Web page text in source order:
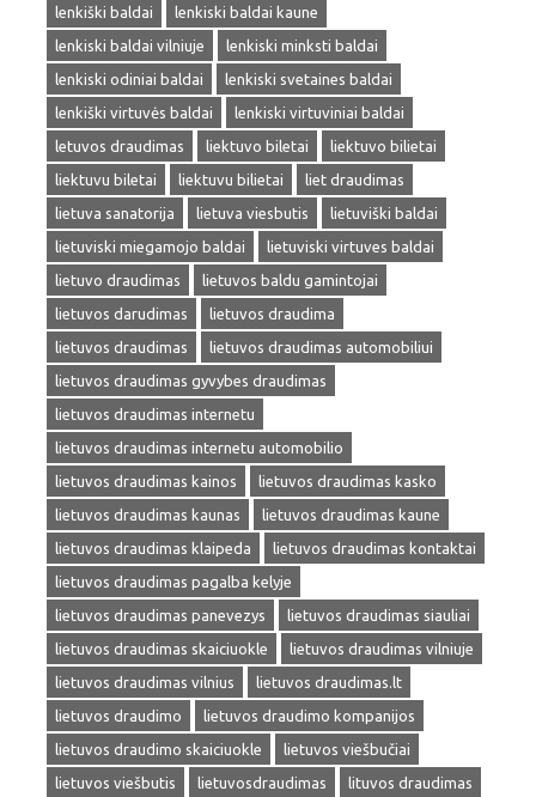
lenkiški baldai
lenkiski baldai kaune
lenkiski baldai vilniuje
lenkiski minksti baldai
lenkiski odiniai baldai
lenkiski svetaines baldai
lenkiški virtuvės baldai
lenkiski virtuviniai baldai
letuvos draudimas
liektuvo biletai
liektuvo bilietai
liektuvu biletai
liektuvu bilietai
liet draudimas
lietuva sanatorija
lietuva viesbutis
lietuviški baldai
lietuviski miegamojo baldai
lietuviski virtuves baldai
lietuvo draudimas
lietuvos baldu gamintojai
lietuvos darudimas
lietuvos draudima
lietuvos draudimas
lietuvos draudimas automobiliui
lietuvos draudimas gyvybes draudimas
lietuvos draudimas internetu
lietuvos draudimas internetu automobilio
lietuvos draudimas kainos
lietuvos draudimas kasko
lietuvos draudimas kaunas
lietuvos draudimas kaune
lietuvos draudimas klaipeda
lietuvos draudimas kontaktai
lietuvos draudimas pagalba kelyje
lietuvos draudimas panevezys
lietuvos draudimas siauliai
lietuvos draudimas skaiciuokle
lietuvos draudimas vilniuje
lietuvos draudimas vilnius
lietuvos draudimas.lt
lietuvos draudimo
lietuvos draudimo kompanijos
lietuvos draudimo skaiciuokle
lietuvos viešbučiai
lietuvos viešbutis
lietuvosdraudimas
lituvos draudimas